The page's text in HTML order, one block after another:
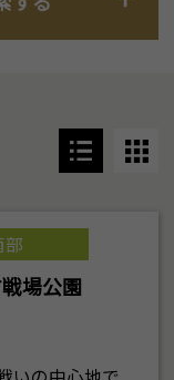
部
場公園